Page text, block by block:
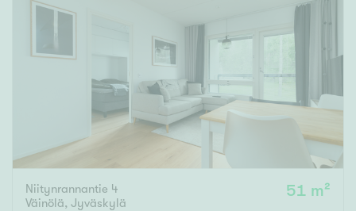
Niitynrannantie 4
Väinölä, Jyväskylä
51 m²